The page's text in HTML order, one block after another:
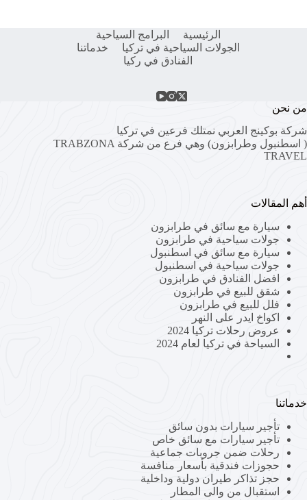
الرئيسية
البرامج السياحية
الجولات السياحية في تركيا
خدماتنا
الفنادق في ركيا
من نحن
شركة بوكينج العربي نمتلك فرعين في تركيا
( اسطنبول وطرابزون) وهي فرع من شركةTRABZONA
TRAVEL
أهم المقالات
سيارة مع سائق في طرابزون
جولات سياحية في طرابزون
سيارة مع سائق في اسطنبول
جولات سياحية في اسطنبول
افضل الفنادق في طرابزون
شقق للبيع في طرابزون
فلل للبيع في طرابزون
اكواخ ايدر على النهر
عروض رحلات تركيا 2024
السياحة في تركيا لعام 2024
خدماتنا
تأجير سيارات بدون سائق
تأجير سيارات مع سائق خاص
رحلات ضمن جروبات جماعية
حجوزات فندقية بأسعار منافسة
حجز تذاكر طيران دولية وداخلية
استقبال من والى المطار